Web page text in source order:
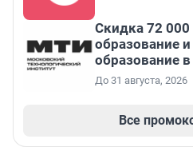
Скидка 72
образование
образование
До 31 августа, 2026
Все